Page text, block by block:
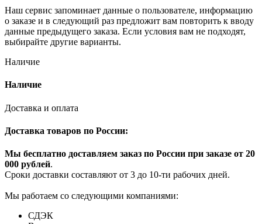
Наш сервис запоминает данные о пользователе, информацию
о заказе и в следующий раз предложит вам повторить к вводу
данные предыдущего заказа. Если условия вам не подходят,
выбирайте другие варианты.
Наличие
Наличие
Доставка и оплата
Доставка товаров по России:
Мы бесплатно доставляем заказ по России при заказе от 20
000 рублей.
Сроки доставки составляют от 3 до 10-ти рабочих дней.
Мы работаем со следующими компаниями:
СДЭК